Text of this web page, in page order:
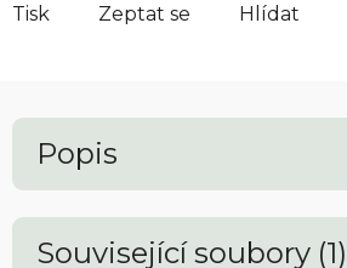
Tisk Zeptat se Hlídat
Popis
Související soubory (1)